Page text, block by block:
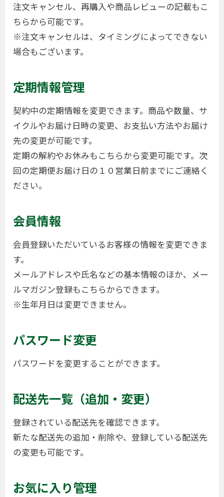
注文キャンセル、再購入や商品レビューの記載もこ
ちらから可能です。
※注文キャンセルは、タイミングによってできない
場合もございます。
定期情報管理
契約中の定期情報を変更できます。商品や数量、サ
イクルやお届け日時の変更、お支払い方法やお届け
先の変更が可能です。
定期の解約やお休みもこちらから変更可能です。次
回の定期便お届け日の１０営業日前までにご連絡く
ださい。
会員情報
会員登録いただいているお客様の情報を変更できま
す。
メールアドレスや氏名などの基本情報のほか、メー
ルマガジン登録もこちらからできます。
※生年月日は変更できません。
パスワード変更
パスワードを変更することができます。
配送先一覧（追加・変更）
登録されている配送先を確認できます。
新たな配送先の追加・削除や、登録している配送先
の変更も可能です。
お気に入り管理